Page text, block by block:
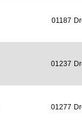
01187
01237
01277